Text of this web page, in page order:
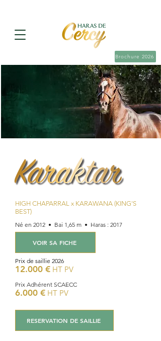
Brochure 2026
HIGH CHAPARRAL x KARAWANA (KING'S
BEST)
Né en 2012 • Bai 1,65 m • Haras : 2017
VOIR SA FICHE
Prix de saillie 2026
12.000 € HT PV
Prix Adhérent SCAECC
6.000 € HT PV
RESERVATION DE SAILLIE